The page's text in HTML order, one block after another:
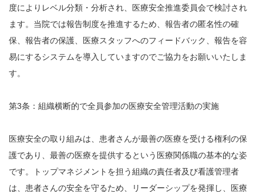
度によりレベル分類・分析され、医療安全推進委員会で検討され
ます。当院では報告制度を推進するため、報告者の匿名性の確
保、報告者の保護、医療スタッフへのフィードバック、報告を容
易にするシステムを導入していますのでご協力をお願いいたしま
す。
第3条：組織横断的で全員参加の医療安全管理活動の実施
医療安全の取り組みは、患者さんが最善の医療を受ける権利の保
護であり、最善の医療を提供するという医療関係職の基本的な姿
です。トップマネジメントを担う組織の責任者及び看護管理者
は、患者さんの安全を守るため、リーダーシップを発揮し、医療